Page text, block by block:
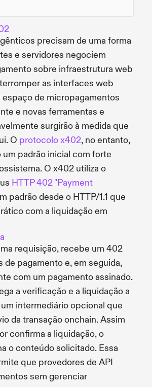
precisam de uma forma
e servidores negociem
sobre infraestrutura web
as interfaces web
espaço de micropagamentos
e novas ferramentas e
surgirão à medida que
O protocolo x402, no entanto,
padrão inicial com forte
O x402 utiliza o
HTTP 402 "Payment
padrão desde o HTTP/1.1 que
com a liquidação em
requisição, recebe um 402
de pagamento e, em seguida,
com um pagamento assinado.
a verificação e a liquidação a
intermediário opcional que
da transação onchain. Assim
confirma a liquidação, o
o conteúdo solicitado. Essa
que provedores de API
sem gerenciar